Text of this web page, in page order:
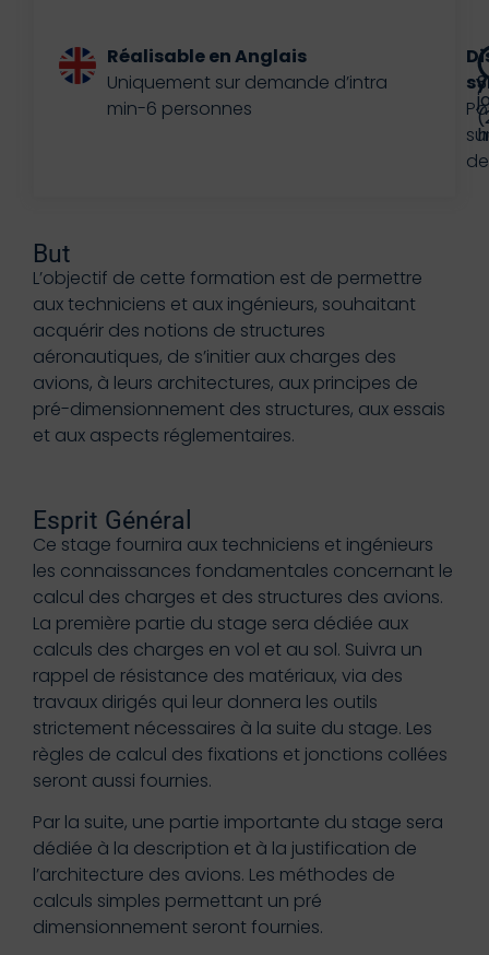
Réalisable en Anglais
Uniquement sur demande d’intra
min-6 personnes
3
But
L’objectif de cette formation est de permettre
aux techniciens et aux ingénieurs, souhaitant
acquérir des notions de structures
aéronautiques, de s’initier aux charges des
avions, à leurs architectures, aux principes de
pré-dimensionnement des structures, aux essais
et aux aspects réglementaires.
Esprit Général
Ce stage fournira aux techniciens et ingénieurs
les connaissances fondamentales concernant le
calcul des charges et des structures des avions.
La première partie du stage sera dédiée aux
calculs des charges en vol et au sol. Suivra un
rappel de résistance des matériaux, via des
travaux dirigés qui leur donnera les outils
strictement nécessaires à la suite du stage. Les
règles de calcul des fixations et jonctions collées
seront aussi fournies.
Par la suite, une partie importante du stage sera
dédiée à la description et à la justification de
l’architecture des avions. Les méthodes de
calculs simples permettant un pré
dimensionnement seront fournies.